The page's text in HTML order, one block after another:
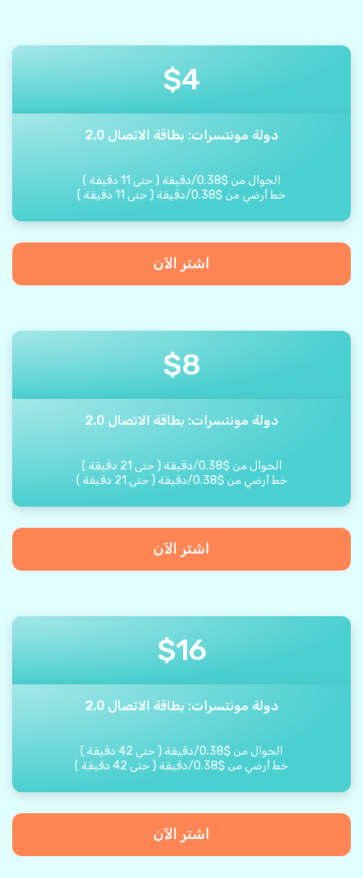
$4
دولة مونتسرات: بطاقة الاتصال 2.0
الجوال من $
0.38
/دقيقة ( حتى 11 دقيقة )
خط أرضي من $
0.38
/دقيقة ( حتى 11 دقيقة )
اشتر الآن
$8
دولة مونتسرات: بطاقة الاتصال 2.0
الجوال من $
0.38
/دقيقة ( حتى 21 دقيقة )
خط أرضي من $
0.38
/دقيقة ( حتى 21 دقيقة )
اشتر الآن
$16
دولة مونتسرات: بطاقة الاتصال 2.0
الجوال من $
0.38
/دقيقة ( حتى 42 دقيقة )
خط أرضي من $
0.38
/دقيقة ( حتى 42 دقيقة )
اشتر الآن